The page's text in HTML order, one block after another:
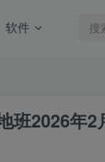
软件
班2026年